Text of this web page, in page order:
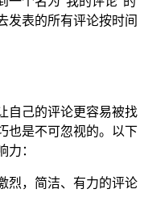
发表的所有评论按时间
自己的评论更容易被找
也是不可忽视的。以下
力：
烈，简洁、有力的评论